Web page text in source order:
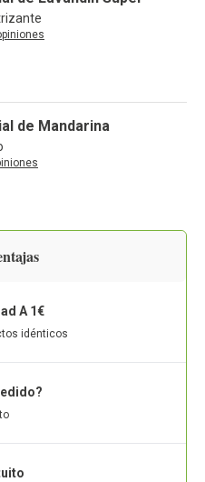
de Mandarina
A 1€
idénticos